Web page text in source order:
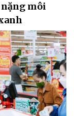
môi